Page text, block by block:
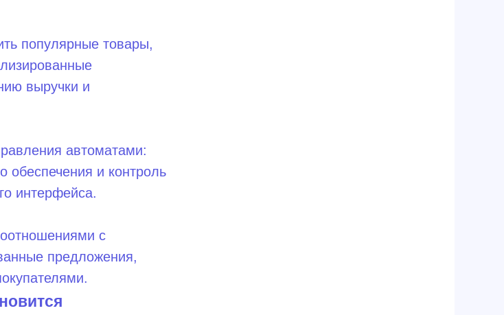
популярные товары,
выручки и
автоматами:
обеспечения и контроль
интерфейса.
с
предложения,